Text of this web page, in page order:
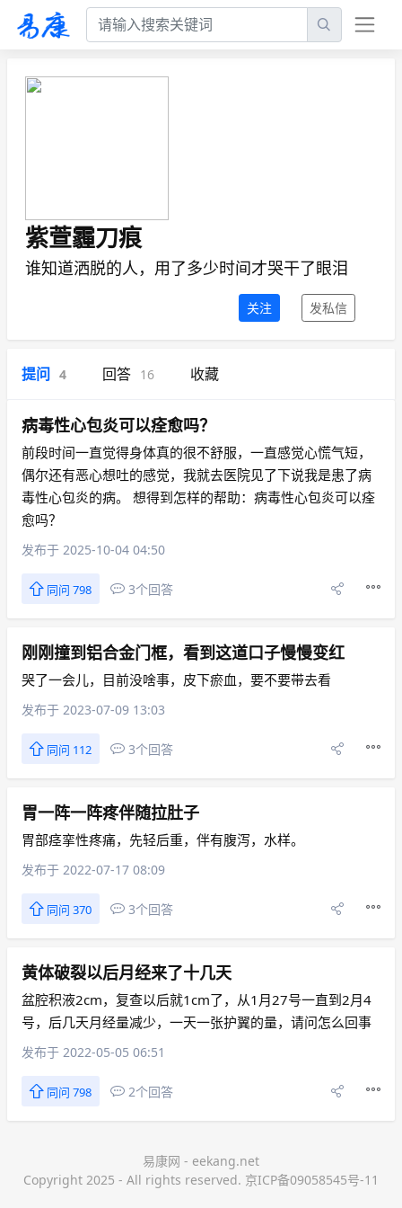
紫萱霾刀痕
谁知道洒脱的人，用了多少时间才哭干了眼泪
关注 发私信
提问 4 回答 16 收藏
病毒性心包炎可以痊愈吗？
前段时间一直觉得身体真的很不舒服，一直感觉心慌气短，
偶尔还有恶心想吐的感觉，我就去医院见了下说我是患了病
毒性心包炎的病。 想得到怎样的帮助：病毒性心包炎可以痊
愈吗？
发布于 2025-10-04 04:50
同问 798 3个回答
刚刚撞到铝合金门框，看到这道口子慢慢变红
哭了一会儿，目前没啥事，皮下瘀血，要不要带去看
发布于 2023-07-09 13:03
同问 112 3个回答
胃一阵一阵疼伴随拉肚子
胃部痉挛性疼痛，先轻后重，伴有腹泻，水样。
发布于 2022-07-17 08:09
同问 370 3个回答
黄体破裂以后月经来了十几天
盆腔积液2cm，复查以后就1cm了，从1月27号一直到2月4
号，后几天月经量减少，一天一张护翼的量，请问怎么回事
发布于 2022-05-05 06:51
同问 798 2个回答
易康网 - eekang.net
Copyright 2025 - All rights reserved. 京ICP备09058545号-11